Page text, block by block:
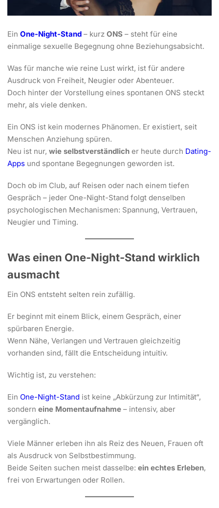
Ein One-Night-Stand – kurz ONS – steht für eine
einmalige sexuelle Begegnung ohne Beziehungsabsicht.
Was für manche wie reine Lust wirkt, ist für andere
Ausdruck von Freiheit, Neugier oder Abenteuer.
Doch hinter der Vorstellung eines spontanen ONS steckt
mehr, als viele denken.
Ein ONS ist kein modernes Phänomen. Er existiert, seit
Menschen Anziehung spüren.
Neu ist nur, wie selbstverständlich er heute durch Dating-
Apps und spontane Begegnungen geworden ist.
Doch ob im Club, auf Reisen oder nach einem tiefen
Gespräch – jeder One-Night-Stand folgt denselben
psychologischen Mechanismen: Spannung, Vertrauen,
Neugier und Timing.
Was einen One-Night-Stand wirklich
ausmacht
Ein ONS entsteht selten rein zufällig.
Er beginnt mit einem Blick, einem Gespräch, einer
spürbaren Energie.
Wenn Nähe, Verlangen und Vertrauen gleichzeitig
vorhanden sind, fällt die Entscheidung intuitiv.
Wichtig ist, zu verstehen:
Ein One-Night-Stand ist keine „Abkürzung zur Intimität“,
sondern eine Momentaufnahme – intensiv, aber
vergänglich.
Viele Männer erleben ihn als Reiz des Neuen, Frauen oft
als Ausdruck von Selbstbestimmung.
Beide Seiten suchen meist dasselbe: ein echtes Erleben,
frei von Erwartungen oder Rollen.